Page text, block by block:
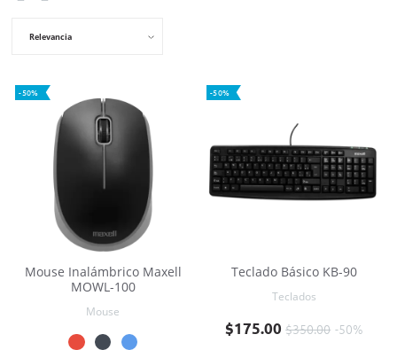
Relevancia
-50%
Mouse Inalámbrico Maxell
MOWL-100
Mouse
-50%
Teclado Básico KB-90
Teclados
Precio base$350.00 -50%
Precio
$175.00